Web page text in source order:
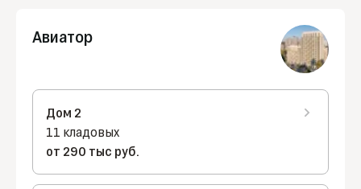
Авиатор
Дом 2
11 кладовых
от 290 тыс руб.